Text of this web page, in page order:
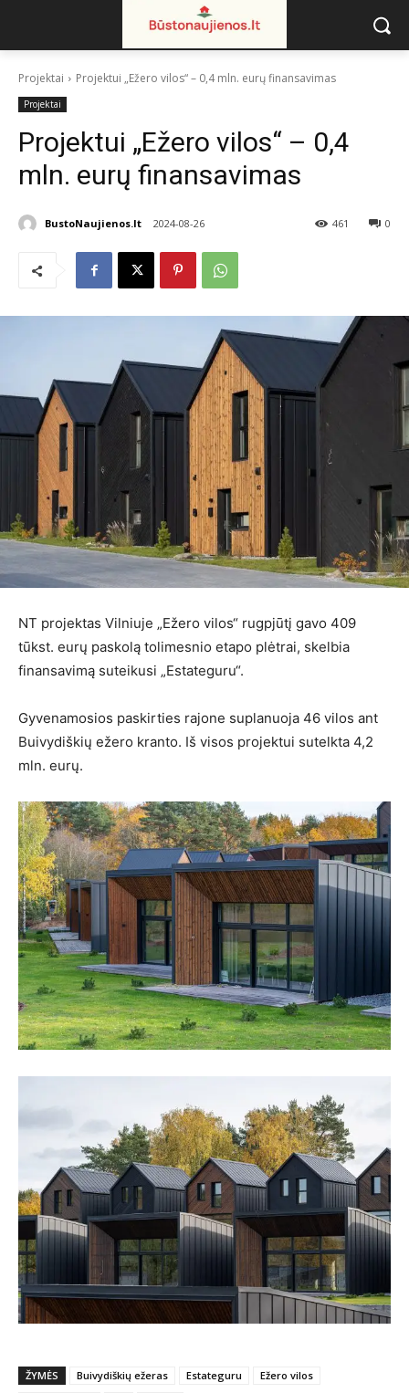
Projektai Projektui „Ežero vilos“ – 0,4 mln. eurų finansavimas
Projektai
Projektui „Ežero vilos“ – 0,4
mln. eurų finansavimas
BustoNaujienos.lt 2024-08-26 0
461
NT projektas Vilniuje „Ežero vilos“ rugpjūtį gavo 409
tūkst. eurų paskolą tolimesnio etapo plėtrai, skelbia
finansavimą suteikusi „Estateguru“.
Gyvenamosios paskirties rajone suplanuoja 46 vilos ant
Buivydiškių ežero kranto. Iš visos projektui sutelkta 4,2
mln. eurų.
ŽYMĖS Buivydiškių ežeras Estateguru
Ežero vilos